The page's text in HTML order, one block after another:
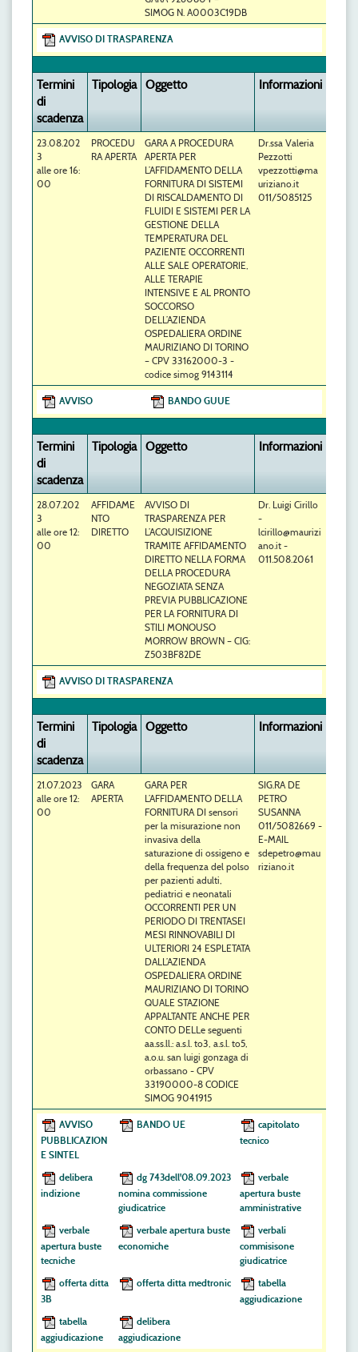
SIMOG N. A0003C19DB
AVVISO DI TRASPARENZA
Termini
di
scadenza
Tipologia Oggetto Informazioni
23.08.202
3
alle ore 16:
00
PROCEDU
RA APERTA
GARA A PROCEDURA
APERTA PER
L’AFFIDAMENTO DELLA
FORNITURA DI SISTEMI
DI RISCALDAMENTO DI
FLUIDI E SISTEMI PER LA
GESTIONE DELLA
TEMPERATURA DEL
PAZIENTE OCCORRENTI
ALLE SALE OPERATORIE,
ALLE TERAPIE
INTENSIVE E AL PRONTO
SOCCORSO
DELL’AZIENDA
OSPEDALIERA ORDINE
MAURIZIANO DI TORINO
– CPV 33162000-3 -
codice simog 9143114
Dr.ssa Valeria
Pezzotti
vpezzotti@ma
uriziano.it
011/5085125
AVVISO BANDO GUUE
Termini
di
scadenza
Tipologia Oggetto Informazioni
28.07.202
3
alle ore 12:
00
AFFIDAME
NTO
DIRETTO
AVVISO DI
TRASPARENZA PER
L’ACQUISIZIONE
TRAMITE AFFIDAMENTO
DIRETTO NELLA FORMA
DELLA PROCEDURA
NEGOZIATA SENZA
PREVIA PUBBLICAZIONE
PER LA FORNITURA DI
STILI MONOUSO
MORROW BROWN – CIG:
Z503BF82DE
Dr. Luigi Cirillo
-
lcirillo@maurizi
ano.it -
011.508.2061
AVVISO DI TRASPARENZA
Termini
di
scadenza
Tipologia Oggetto Informazioni
21.07.2023
alle ore 12:
00
GARA
APERTA
GARA PER
L’AFFIDAMENTO DELLA
FORNITURA DI sensori
per la misurazione non
invasiva della
saturazione di ossigeno e
della frequenza del polso
per pazienti adulti,
pediatrici e neonatali
OCCORRENTI PER UN
PERIODO DI TRENTASEI
MESI RINNOVABILI DI
ULTERIORI 24 ESPLETATA
DALL’AZIENDA
OSPEDALIERA ORDINE
MAURIZIANO DI TORINO
QUALE STAZIONE
APPALTANTE ANCHE PER
CONTO DELLe seguenti
aa.ss.ll.: a.s.l. to3, a.s.l. to5,
a.o.u. san luigi gonzaga di
orbassano - CPV
33190000-8 CODICE
SIMOG 9041915
SIG.RA DE
PETRO
SUSANNA
011/5082669 -
E-MAIL
sdepetro@mau
riziano.it
AVVISO
PUBBLICAZION
E SINTEL
BANDO UE
capitolato
tecnico
delibera
indizione
dg 743dell'08.09.2023
nomina commissione
giudicatrice
verbale
apertura buste
amministrative
verbale
apertura buste
tecniche
verbale apertura buste
economiche
verbali
commisisone
giudicatrice
offerta ditta
3B
offerta ditta medtronic
tabella
aggiudicazione
tabella
aggiudicazione
delibera
aggiudicazione